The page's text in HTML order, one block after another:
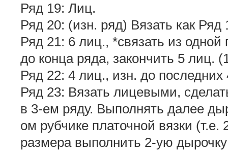
Ряд 19: Лиц.
Ряд 20: (изн. ряд) Вязать как Ряд
Ряд 21: 6 лиц., *связать из
до конца ряда, закончить 5 лиц.
Ряд 22: 4 лиц., изн. до последних
Ряд 23: Вязать лицевыми,
в 3-ем ряду. Выполнять далее
ом рубчике платочной вязки
размера выполнить 2-ую